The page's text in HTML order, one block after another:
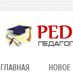
ГЛАВНАЯ НОВОЕ